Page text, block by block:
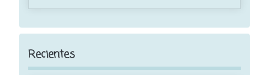
Recientes